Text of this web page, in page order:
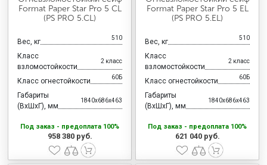
Format Paper Star Pro 5 CL
(PS PRO 5.CL)
Вес, кг 510
Класс
взломостойкости
2 класс
Класс огнестойкости 60Б
Габариты
(ВхШхГ), мм
1840x686x463
Под заказ - предоплата 100%
958 380 руб.
Format Paper Star Pro 5 EL
(PS PRO 5.EL)
Вес, кг 510
Класс
взломостойкости
2 класс
Класс огнестойкости 60Б
Габариты
(ВхШхГ), мм
1840x686x463
Под заказ - предоплата 100%
621 040 руб.